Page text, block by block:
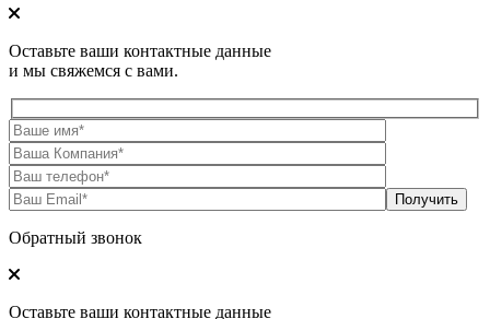
Оставьте ваши контактные данные
и мы свяжемся с вами.
Обратный звонок
Оставьте ваши контактные данные